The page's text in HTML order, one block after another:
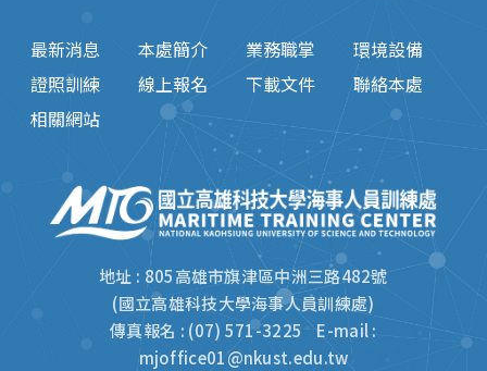
最新消息 本處簡介 業務職掌
環境設備
證照訓練
線上報名 下載文件
聯絡本處
相關網站
地址 : 805高雄市旗津區中洲三路482號
(國立高雄科技大學海事人員訓練處)
傳真報名 : (07) 571-3225 E-mail :
mjoffice01@nkust.edu.tw